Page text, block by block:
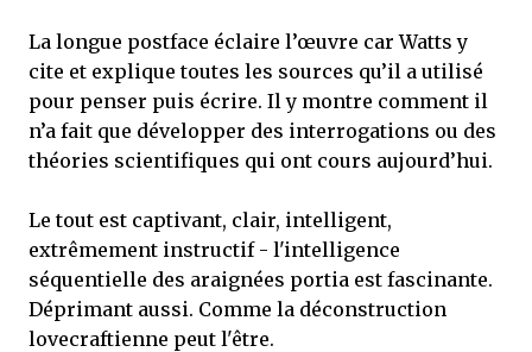
La longue postface éclaire l’œuvre car Watts y
cite et explique toutes les sources qu’il a utilisé
pour penser puis écrire. Il y montre comment il
n’a fait que développer des interrogations ou des
théories scientifiques qui ont cours aujourd’hui.
Le tout est captivant, clair, intelligent,
extrêmement instructif - l'intelligence
séquentielle des araignées portia est fascinante.
Déprimant aussi. Comme la déconstruction
lovecraftienne peut l'être.